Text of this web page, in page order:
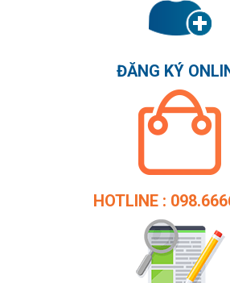
ĐĂNG KÝ
HOTLINE :